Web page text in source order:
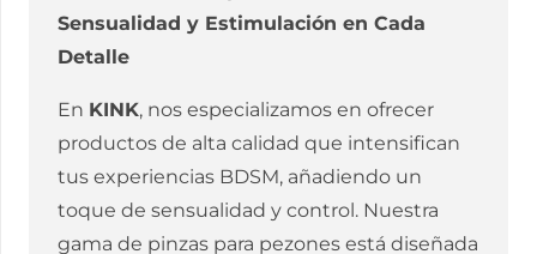
Sensualidad y Estimulación en Cada
Detalle
En KINK, nos especializamos en ofrecer
productos de alta calidad que intensifican
tus experiencias BDSM, añadiendo un
toque de sensualidad y control. Nuestra
gama de pinzas para pezones está diseñada